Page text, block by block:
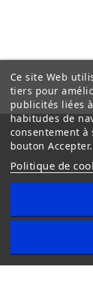
Ce site Web
tiers pour
publicités liées
habitudes de
consentement
bouton Accepter.
Politique de